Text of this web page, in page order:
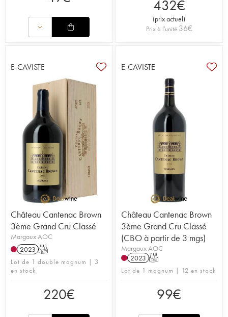
432€
(prix actuel)
Prix à l'unité 36€
E-CAVISTE
Château Cantenac Brown
3ème Grand Cru Classé
Margaux AOC
2023 T
Lot de 1 double magnum | 3
en stock
220€
E-CAVISTE
Château Cantenac Brown
3ème Grand Cru Classé
(CBO à partir de 3 mgs)
Margaux AOC
2023 T
Lot de 1 magnum | 12 en stock
99€